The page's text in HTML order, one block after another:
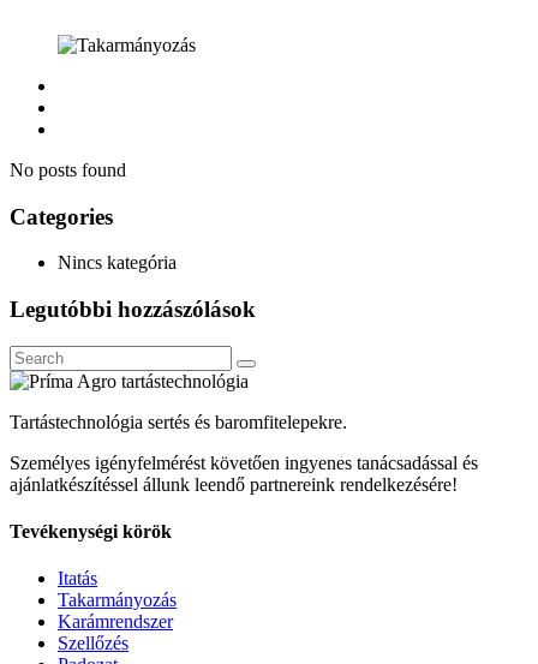
No posts found
Categories
Nincs kategória
Legutóbbi hozzászólások
Tartástechnológia sertés és baromfitelepekre.
Személyes igényfelmérést követően ingyenes tanácsadással és
ajánlatkészítéssel állunk leendő partnereink rendelkezésére!
Tevékenységi körök
Itatás
Takarmányozás
Karámrendszer
Szellőzés